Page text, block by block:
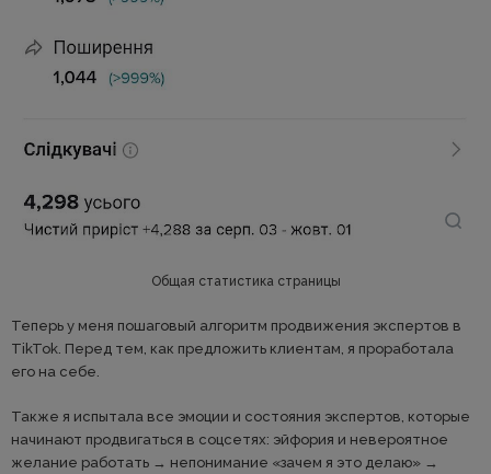
Общая статистика страницы
Теперь у меня пошаговый алгоритм продвижения экспертов в
TikTok. Перед тем, как предложить клиентам, я проработала
его на себе.
Также я испытала все эмоции и состояния экспертов, которые
начинают продвигаться в соцсетях: эйфория и невероятное
желание работать → непонимание «зачем я это делаю» →